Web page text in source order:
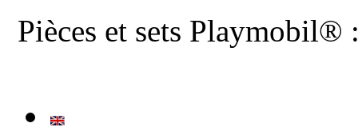
Pièces et sets Playmobil®